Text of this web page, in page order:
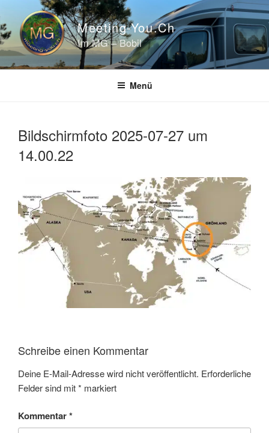
Inhalt
springen
Meeting-You.ch
Im MG – Bobil
Menü
Bildschirmfoto 2025-07-27 um
14.00.22
Schreibe einen Kommentar
Deine E-Mail-Adresse wird nicht veröffentlicht. Erforderliche
Felder sind mit* markiert
Kommentar*